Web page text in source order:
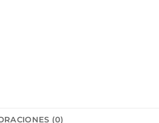
(0)